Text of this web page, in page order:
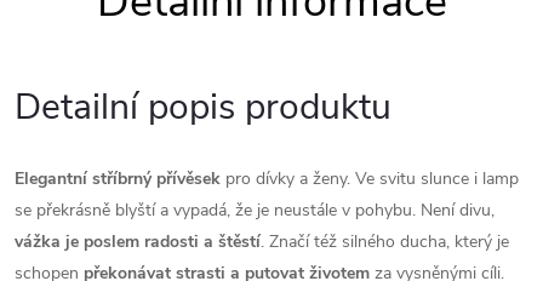
Detailní popis produktu
Elegantní stříbrný přívěsek pro dívky a ženy. Ve svitu slunce i lamp
se překrásně blyští a vypadá, že je neustále v pohybu. Není divu,
vážka je poslem radosti a štěstí. Značí též silného ducha, který je
schopen překonávat strasti a putovat životem za vysněnými cíli.